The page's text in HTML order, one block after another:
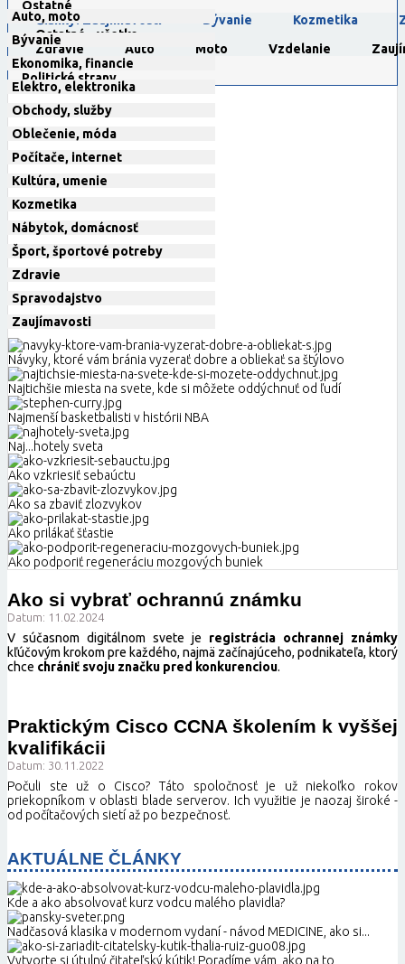
Ostatné
Články: Zaujímavosti
Bývanie Kozmetika
Ostatné - všetko
Zdravie
Auto Moto Vzdelanie
Partneri
Politické strany
Auto, moto
Bývanie
Ekonomika, financie
Elektro, elektronika
Obchody, služby
Oblečenie, móda
Počítače, internet
Kultúra, umenie
Kozmetika
Nábytok, domácnosť
Šport, športové potreby
Zdravie
Spravodajstvo
Zaujímavosti
Návyky, ktoré vám bránia vyzerať dobre a obliekať sa štýlovo
Najtichšie miesta na svete, kde si môžete oddýchnuť od ľudí
Najmenší basketbalisti v histórii NBA
Naj...hotely sveta
Ako vzkriesiť sebaúctu
Ako sa zbaviť zlozvykov
Ako prilákať šťastie
Ako podporiť regeneráciu mozgových buniek
Ako si vybrať ochrannú známku
Datum: 11.02.2024
V súčasnom digitálnom svete je registrácia ochrannej známky
kľúčovým krokom pre každého, najmä začínajúceho, podnikateľa, ktorý
chce chrániť svoju značku pred konkurenciou.
Praktickým Cisco CCNA školením k vyššej
kvalifikácii
Datum: 30.11.2022
Počuli ste už o Cisco? Táto spoločnosť je už niekoľko rokov
priekopníkom v oblasti blade serverov. Ich využitie je naozaj široké -
od počítačových sietí až po bezpečnosť.
AKTUÁLNE ČLÁNKY
Kde a ako absolvovať kurz vodcu malého plavidla?
Nadčasová klasika v modernom vydaní - návod MEDICINE, ako si...
Vytvorte si útulný čitateľský kútik! Poradíme vám, ako na to